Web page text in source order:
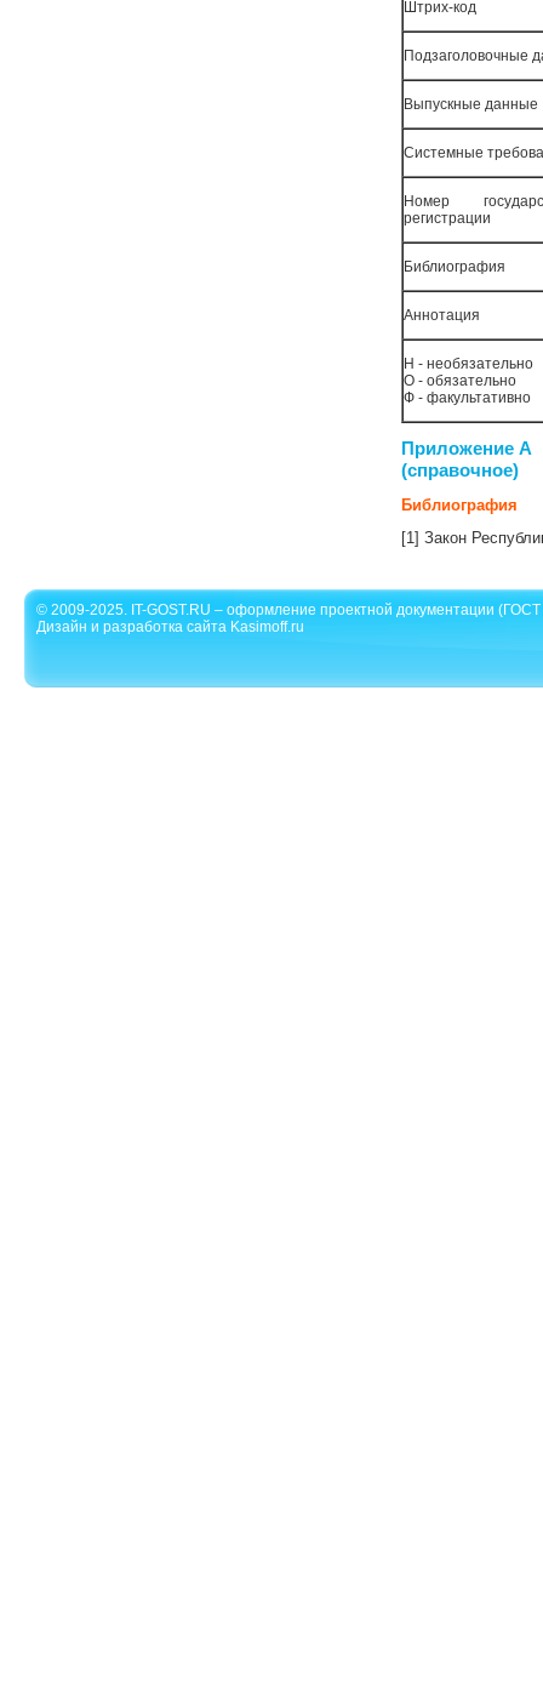
Штрих-код
Подзаголовочные
Выпускные данные
Системные
Номер
регистрации
Библиография
Аннотация
Н - необязательно
О - обязательно
Ф - факультативно
Приложение А
(справочное)
Библиография
[1] Закон
© 2009-2025. IT-GOST.RU – оформление проектной документации
Дизайн и разработка сайта Kasimoff.ru